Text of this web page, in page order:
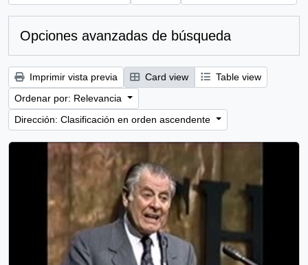
Opciones avanzadas de búsqueda
Imprimir vista previa Card view
Table view
Ordenar por: Relevancia
Dirección: Clasificación en orden ascendente